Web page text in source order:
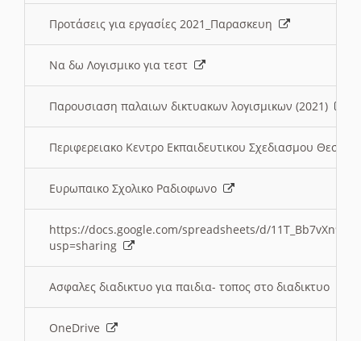
Προτάσεις για εργασίες 2021_Παρασκευη
Να δω Λογισμικο για τεστ
Παρουσιαση παλαιων δικτυακων λογισμικων (2021)
Περιφερειακο Κεντρο Εκπαιδευτικου Σχεδιασμου
Ευρωπαικο Σχολικο Ραδιοφωνο
https://docs.google.com/spreadsheets/d/
usp=sharing
Ασφαλες διαδικτυο για παιδια- τοπος στο διαδικτυο
OneDrive